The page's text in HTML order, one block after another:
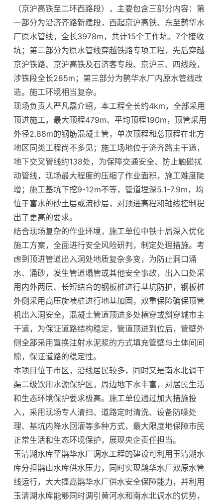
（京沪高铁至二环西路段），主要包含三部分内容：第
一部分为沿济齐路新建段，西起京沪高铁、东至鹊华水
厂原水管线，全长3978m，共计15个工作坑、7个接收
坑；第二部分为原水管线穿越铁路专项工程，先后穿越
京沪铁路、京沪高铁及石济客专段、京沪三、四线段，
涉铁段全长285m；第三部分为鹊华水厂内原水管线改
造。施工环境相当复杂。
现场负责人严凡磊介绍，本工程全长约4km，全部采用
顶进施工，最大顶程479m、平均顶程190m，顶管采用
外径2.88m的钢筋混凝土管，单次顶程和总顶程在北方
地区同类工程尚不多见；施工场地位于济齐路主干道，
地下交叉管线约138处，为保障交通安全、防止触碰扰
动管线，现场最大程度的压缩了作业面积，施工难度陡
增；施工基坑下挖9-12m不等，管道埋深5.1-7.9m，均
位于富水的砂土层或流砂层，对顶进高程和轴线控制提
出了更高的要求。
结合现场复杂的作业环境，施工单位中铁十局深入优化
施工方案，全面进行安全风险研判，制定处理措施。考
虑到顶进管道出入洞处地质复杂多变，为防止洞口涌
水、涌砂，发生管道塌管或其他安全事故，出入口处采
用内外两层、长短结合的钢板桩进行基坑防护，钢板桩
外侧采用高压旋喷桩进行地基加固，双重保险确保顶管
机出入洞安全。混凝土管道顶进多处横穿或斜穿城市主
干道，为保证道路结构稳定，管道顶进到位后，管壁外
侧全部采用置换注射水泥浆的方式填充管壁与土体间间
隙，保证道路的稳定性。
本项目位于市区，沿线居民较多，同时又是南水北调干
渠二级饮用水源保护区，周边地下水丰富，对居民生活
和生态环境保护要求极高。施工单位通过加大措施投
入，采用现场专人清扫、道路定时清洗、设备防噪处
理、基坑内降水回灌等多种方式，最大限度地保障市民
正常生活和生态环境保护，展现央企责任担当。
玉清湖水库至鹊华水厂调水工程的建设可利用玉清湖水
库分担鹊山水库供水压力，同时实现鹊华水厂双原水管
线运行，大大提高鹊华水厂供水安全保障能力，并利用
玉清湖水库能够同时调引黄河水和南水北调水的优势，